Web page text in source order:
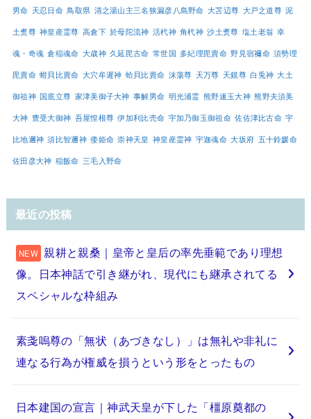
男命 天忍日命 鳥取県 清之湯山主三名狭漏彦八島野命 大苫辺尊 大戸之道尊 泥
土煑尊 神皇産霊尊 高倉下 於母陀流神 活杙神 角杙神 沙土煑尊 塩土老翁 幸
魂・奇魂 倉稲魂命 大歳神 久延毘古命 常世国 多紀理毘賣命 野見宿禰命 須勢理
毘賣命 蚶貝比賣命 大穴牟遲神 蛤貝比賣命 沫蕩尊 天万尊 天鏡尊 白兎神 大土
御祖神 国底立尊 家津美御子大神 事解男命 明光浦霊 熊野速玉大神 熊野夫須美
大神 豊受大御神 吾屋惶根尊 伊加利比売命 宇加乃御玉御祖命 佐佐津比古命 宇
比地邇神 須比智邇神 倭姫命 崇神天皇 神皇産霊神 宇迦魂命 大坂府 五十鈴媛命
佐田彦大神 稲飯命 三毛入野命
最近の投稿
親耕と親桑｜皇帝と皇后の率先垂範であり理想
像。日本神話で引き継がれ、現代にも継承されてる
スペシャルな枠組み
素戔嗚尊の「無状（あづきなし）」は無礼や非礼に
連なる行為が権威を損うという形をとったもの
日本建国の宣言｜神武天皇が下した「橿原奠都の